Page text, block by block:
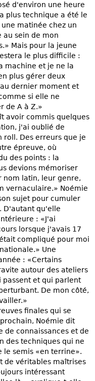
d'environ une heure
plus technique a été le
matinée chez un
au sein de mon
Mais pour la jeune
le plus difficile :
machine et je ne la
plus gérer deux
dernier moment et
si elle ne
de A à Z.»
avoir commis quelques
j'ai oublié de
Des erreurs que je
épreuve, où
des points : la
devions mémoriser
nom latin, leur genre,
vernaculaire.» Noémie
sujet pour cumuler
D'autant qu'elle
: «J'ai
lorsque j'avais 17
compliqué pour moi
Une
: «Certains
autour des ateliers
passent et qui parlent
De mon côté,
finales qui se
Noémie dit
de connaissances et de
des techniques qui ne
le semis «en terrine».
de véritables maîtrises
intéressant